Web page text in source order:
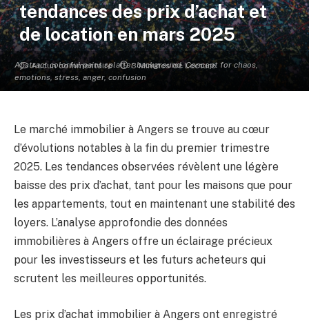
Abstract colorful paint splatter background. Concept for chaos,
emotions, stress, anger, confusion
tendances des prix d’achat et
de location en mars 2025
Aucun commentaire 3 Minutes de Lecture
Le marché immobilier à Angers se trouve au cœur
d’évolutions notables à la fin du premier trimestre
2025. Les tendances observées révèlent une légère
baisse des prix d’achat, tant pour les maisons que pour
les appartements, tout en maintenant une stabilité des
loyers. L’analyse approfondie des données
immobilières à Angers offre un éclairage précieux
pour les investisseurs et les futurs acheteurs qui
scrutent les meilleures opportunités.
Les prix d’achat immobilier à Angers ont enregistré